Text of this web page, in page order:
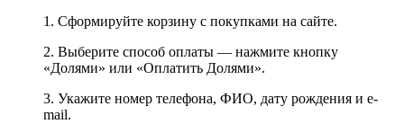
1. Сформируйте корзину с покупками на сайте.
2. Выберите способ оплаты — нажмите кнопку
«Долями» или «Оплатить Долями».
3. Укажите номер телефона, ФИО, дату рождения и e-
mail.